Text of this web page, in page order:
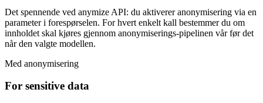
Det spennende ved anymize API: du aktiverer anonymisering via en
parameter i forespørselen. For hvert enkelt kall bestemmer du om
innholdet skal kjøres gjennom anonymiserings-pipelinen vår før det
når den valgte modellen.
Med anonymisering
For sensitive data